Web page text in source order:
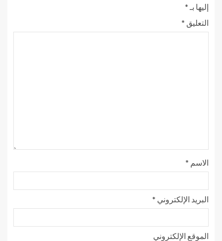
إليها بـ *
التعليق *
الاسم *
البريد الإلكتروني *
الموقع الإلكتروني